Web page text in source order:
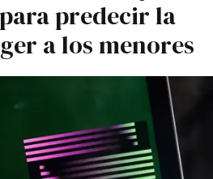
predecir la
a los menores